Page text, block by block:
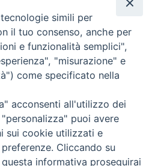
- Tutti i diritti riservati - Vita
Torna
simili per
il tuo consenso, anche per
e funzionalità semplici",
"misurazione" e
come specificato nella
acconsenti all'utilizzo dei
puoi avere
sui cookie utilizzati e
Cliccando su
informativa proseguirai